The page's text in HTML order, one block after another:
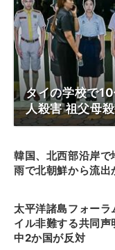
タイの学校で
人殺害 祖父母
韓国、北西部沿岸で
雨で北朝鮮から流出
太平洋諸島フォー
イル非難する共同声
中2か国が反対